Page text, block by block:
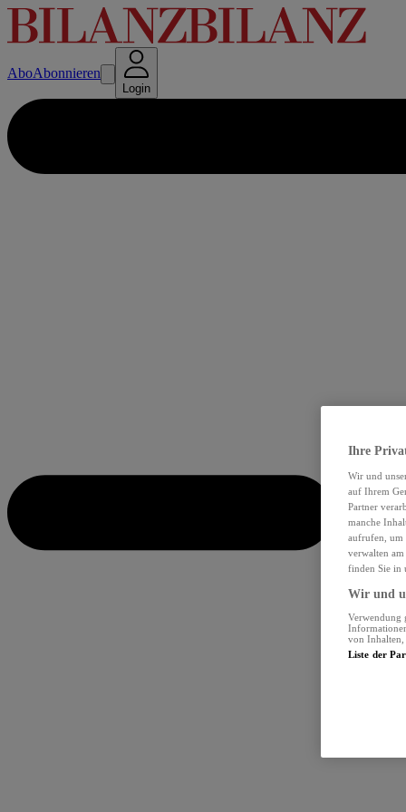
AboAbonnieren
Login
Ihre
Wir und
auf Ihrem
Partner
manche
aufrufen, um
verwalten
finden Sie in
Wir und
Verwendung
von Inhalten,
Liste der